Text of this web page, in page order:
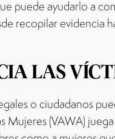
puede ayudarlo a
recopilar
LAS
o ciudadanos
(VAWA)